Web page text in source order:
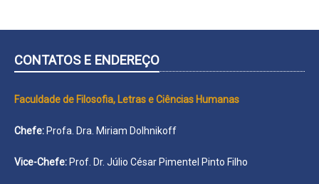
CONTATOS E ENDEREÇO
Faculdade de Filosofia, Letras e Ciências Humanas
Chefe: Profa. Dra. Miriam Dolhnikoff
Vice-Chefe: Prof. Dr. Júlio César Pimentel Pinto Filho